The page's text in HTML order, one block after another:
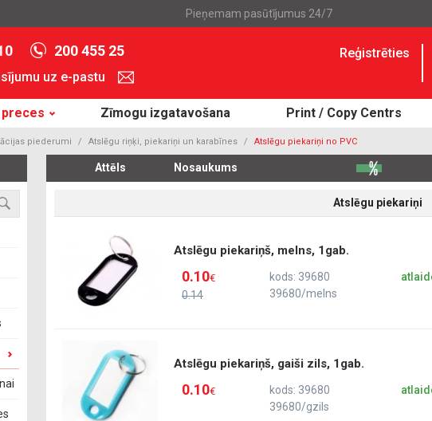
Pieņemam pasūtījumus 24/7
200 455 25
uz e-pastu
Reģistrēties
Zīmogu izgatavošana Print / Copy Centrs
piederumi Atslēgu riņķi, piekariņi un karabīnes Atslēgu piekariņi no PVC
Attēls Nosaukums
Atslēgu piekariņi
Atslēgu piekariņš, melns, 1gab.
0.14
0.10€
kods: 39680
39680/melns
Atslēgu piekariņš, gaiši zils, 1gab.
0.10€
kods: 39680
39680/gzils